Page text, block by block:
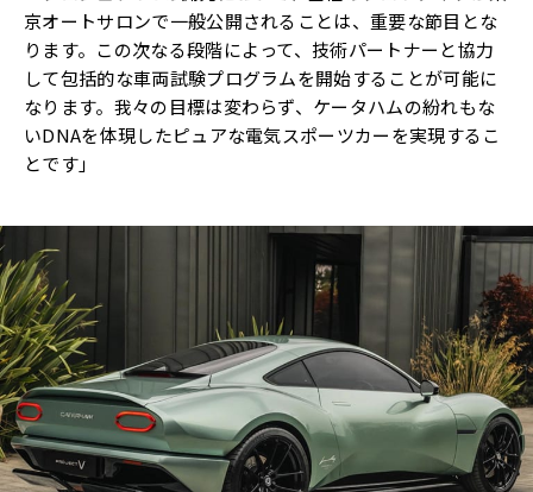
京オートサロンで一般公開されることは、重要な節目とな
ります。この次なる段階によって、技術パートナーと協力
して包括的な車両試験プログラムを開始することが可能に
なります。我々の目標は変わらず、ケータハムの紛れもな
いDNAを体現したピュアな電気スポーツカーを実現するこ
とです」